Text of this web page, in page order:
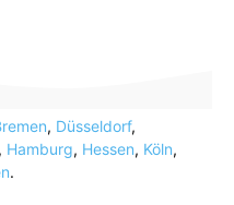
, Düsseldorf,
, Hamburg, Hessen, Köln,
.